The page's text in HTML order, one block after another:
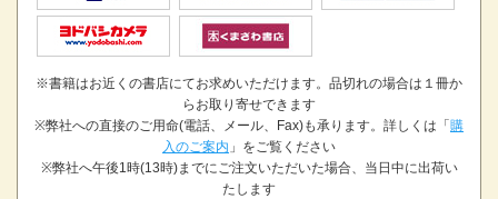
※書籍はお近くの書店にてお求めいただけます。品切れの場合は１冊か
らお取り寄せできます
※弊社への直接のご用命(電話、メール、Fax)も承ります。詳しくは「 購
入のご案内 」をご覧ください
※弊社へ午後1時(13時)までにご注文いただいた場合、当日中に出荷い
たします